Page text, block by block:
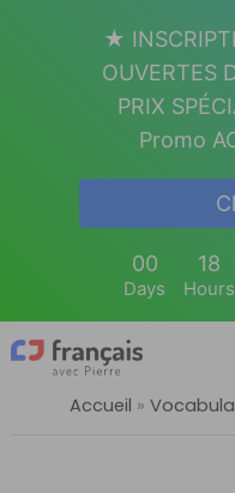
Accueil
★
OUVERTES
PRIX
Promo
00
Days
18
Hours